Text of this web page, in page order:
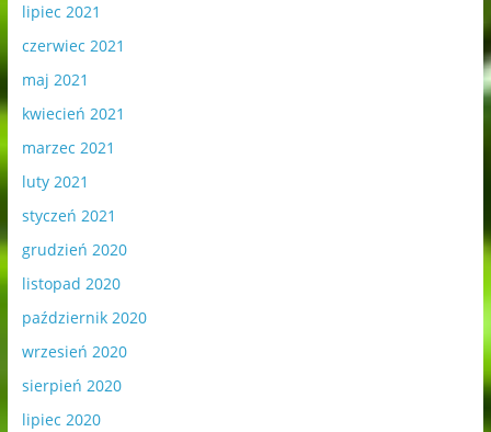
lipiec 2021
czerwiec 2021
maj 2021
kwiecień 2021
marzec 2021
luty 2021
styczeń 2021
grudzień 2020
listopad 2020
październik 2020
wrzesień 2020
sierpień 2020
lipiec 2020